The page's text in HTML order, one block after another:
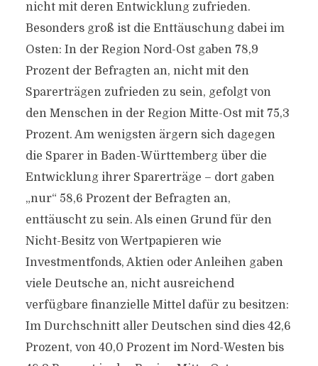
nicht mit deren Entwicklung zufrieden.
Besonders groß ist die Enttäuschung dabei im
Osten: In der Region Nord-Ost gaben 78,9
Prozent der Befragten an, nicht mit den
Sparerträgen zufrieden zu sein, gefolgt von
den Menschen in der Region Mitte-Ost mit 75,3
Prozent. Am wenigsten ärgern sich dagegen
die Sparer in Baden-Württemberg über die
Entwicklung ihrer Sparerträge – dort gaben
„nur“ 58,6 Prozent der Befragten an,
enttäuscht zu sein. Als einen Grund für den
Nicht-Besitz von Wertpapieren wie
Investmentfonds, Aktien oder Anleihen gaben
viele Deutsche an, nicht ausreichend
verfügbare finanzielle Mittel dafür zu besitzen:
Im Durchschnitt aller Deutschen sind dies 42,6
Prozent, von 40,0 Prozent im Nord-Westen bis